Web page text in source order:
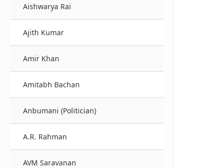
Aishwarya Rai
Ajith Kumar
Amir Khan
Amitabh Bachan
Anbumani (Politician)
A.R. Rahman
AVM Saravanan